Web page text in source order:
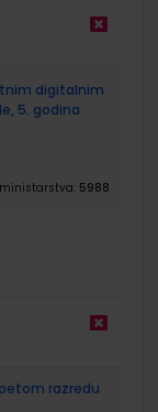
digitalnim
5. godina
5988
razredu